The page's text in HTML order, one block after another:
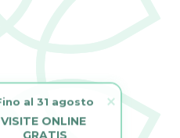
VISITE ONLINE
GRATIS
Fino al 31 agosto